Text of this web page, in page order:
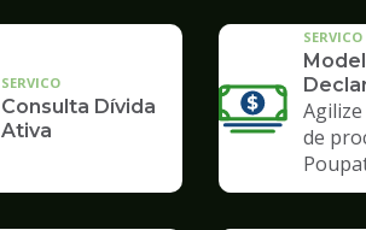
SERVICO
Consulta Dívida
Ativa
SERVICO
de